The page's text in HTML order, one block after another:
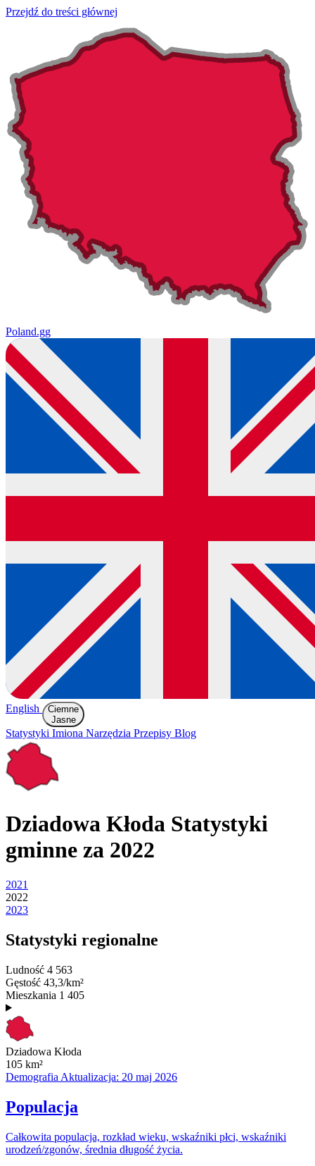
Przejdź do treści głównej
Poland.gg
English
Ciemne
Jasne
Statystyki Imiona Narzędzia Przepisy Blog
Dziadowa Kłoda Statystyki
gminne za 2022
2021
2022
2023
Statystyki regionalne
Ludność 4 563
Gęstość 43,3/km²
Mieszkania 1 405
Dziadowa Kłoda
105 km²
Demografia Aktualizacja: 20 maj 2026
Populacja
Całkowita populacja, rozkład wieku, wskaźniki płci, wskaźniki
urodzeń/zgonów, średnia długość życia.